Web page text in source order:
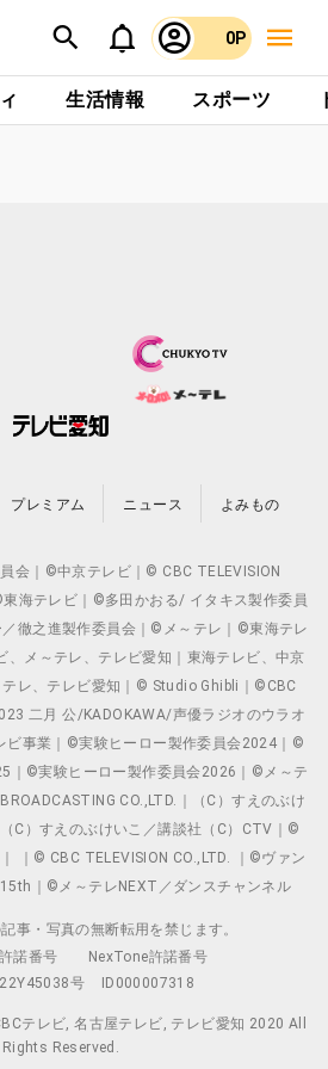
0P
生活情報 スポーツ
プレミアム ニュース よみもの
会｜©中京テレビ｜© CBC TELEVISION
海テレビ｜©多田かおる/ イタキス製作委員
徹之進製作委員会｜©メ～テレ｜©東海テレ
、メ～テレ、テレビ愛知｜東海テレビ、中京
テレ、テレビ愛知｜© Studio Ghibli｜©CBC
二月 公/KADOKAWA/声優ラジオのウラオ
ビ事業｜©実験ヒーロー製作委員会2024｜©
｜©実験ヒーロー製作委員会2026｜©メ～テ
CO.,LTD.｜（C）すえのぶけ
C）すえのぶけいこ／講談社（C）CTV｜©
｜© CBC TELEVISION CO.,LTD. ｜©ヴァン
｜©メ～テレNEXT／ダンスチャンネル
事・写真の無断転用を禁じます。
諾番号
NexTone許諾番号
号
ID000007318
テレビ, 名古屋テレビ, テレビ愛知 2020 All
Rights Reserved.